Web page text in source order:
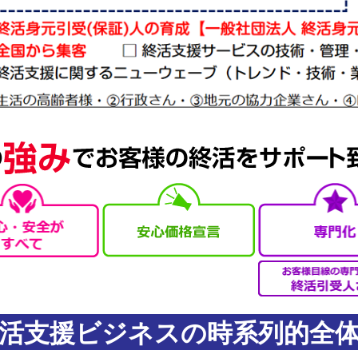
支援ビジネスの時系列的全